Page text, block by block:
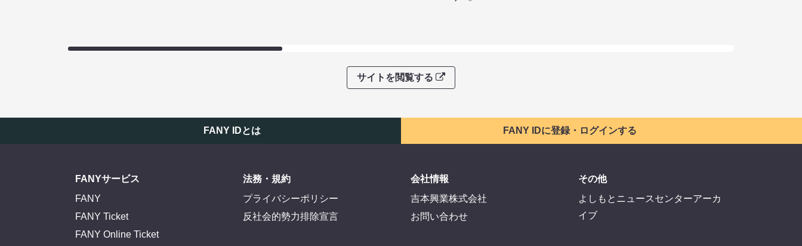
サイトを閲覧する
FANY IDとは FANY IDに登録・ログインする
FANYサービス
FANY
FANY Ticket
FANY Online Ticket
法務・規約
プライバシーポリシー
反社会的勢力排除宣言
会社情報
吉本興業株式会社
お問い合わせ
その他
よしもとニュースセンターアーカ
イブ